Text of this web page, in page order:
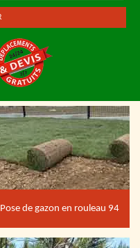
Pose de gazon en rouleau 94